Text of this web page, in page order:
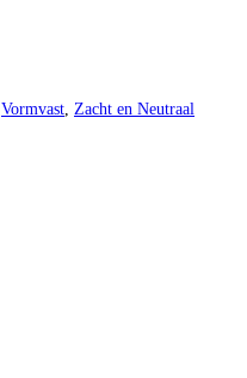
Vormvast, Zacht en Neutraal